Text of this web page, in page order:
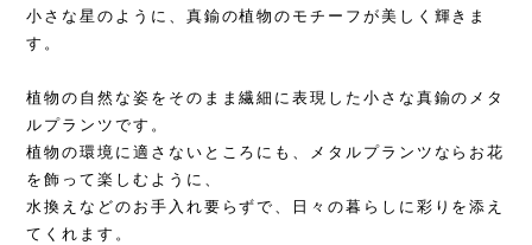
小さな星のように、真鍮の植物のモチーフが美しく輝きま
す。
植物の自然な姿をそのまま繊細に表現した小さな真鍮のメタ
ルプランツです。
植物の環境に適さないところにも、メタルプランツならお花
を飾って楽しむように、
水換えなどのお手入れ要らずで、日々の暮らしに彩りを添え
てくれます。